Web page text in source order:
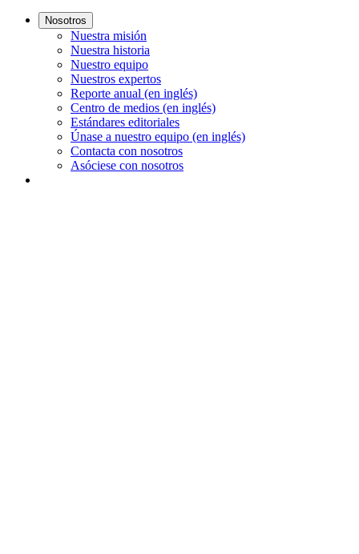
Nosotros
Nuestra misión
Nuestra historia
Nuestro equipo
Nuestros expertos
Reporte anual (en inglés)
Centro de medios (en inglés)
Estándares editoriales
Únase a nuestro equipo (en inglés)
Contacta con nosotros
Asóciese con nosotros